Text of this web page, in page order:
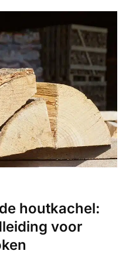
houtkachel:
voor